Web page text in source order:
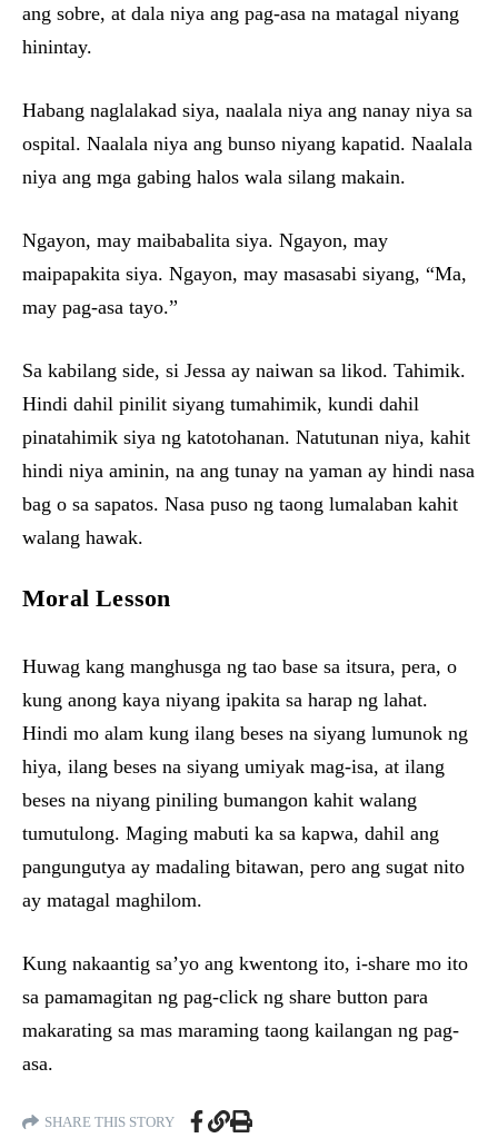
ang sobre, at dala niya ang pag-asa na matagal niyang
hinintay.
Habang naglalakad siya, naalala niya ang nanay niya sa
ospital. Naalala niya ang bunso niyang kapatid. Naalala
niya ang mga gabing halos wala silang makain.
Ngayon, may maibabalita siya. Ngayon, may
maipapakita siya. Ngayon, may masasabi siyang, “Ma,
may pag-asa tayo.”
Sa kabilang side, si Jessa ay naiwan sa likod. Tahimik.
Hindi dahil pinilit siyang tumahimik, kundi dahil
pinatahimik siya ng katotohanan. Natutunan niya, kahit
hindi niya aminin, na ang tunay na yaman ay hindi nasa
bag o sa sapatos. Nasa puso ng taong lumalaban kahit
walang hawak.
Moral Lesson
Huwag kang manghusga ng tao base sa itsura, pera, o
kung anong kaya niyang ipakita sa harap ng lahat.
Hindi mo alam kung ilang beses na siyang lumunok ng
hiya, ilang beses na siyang umiyak mag-isa, at ilang
beses na niyang piniling bumangon kahit walang
tumutulong. Maging mabuti ka sa kapwa, dahil ang
pangungutya ay madaling bitawan, pero ang sugat nito
ay matagal maghilom.
Kung nakaantig sa’yo ang kwentong ito, i-share mo ito
sa pamamagitan ng pag-click ng share button para
makarating sa mas maraming taong kailangan ng pag-
asa.
SHARE THIS STORY